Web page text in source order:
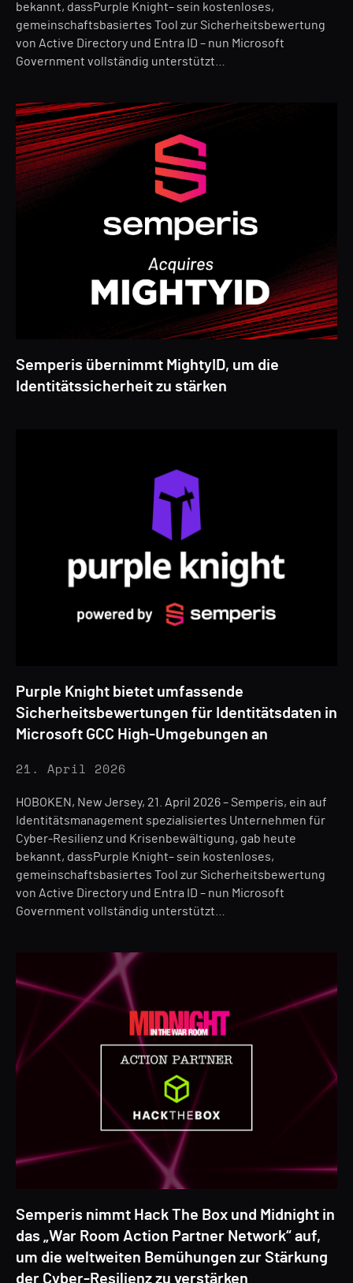
bekannt, dassPurple Knight– sein kostenloses,
gemeinschaftsbasiertes Tool zur Sicherheitsbewertung
von Active Directory und Entra ID – nun Microsoft
Government vollständig unterstützt…
Semperis übernimmt MightyID, um die
Identitätssicherheit zu stärken
Purple Knight bietet umfassende
Sicherheitsbewertungen für Identitätsdaten in
Microsoft GCC High-Umgebungen an
21. April 2026
HOBOKEN, New Jersey, 21. April 2026 – Semperis, ein auf
Identitätsmanagement spezialisiertes Unternehmen für
Cyber-Resilienz und Krisenbewältigung, gab heute
bekannt, dassPurple Knight– sein kostenloses,
gemeinschaftsbasiertes Tool zur Sicherheitsbewertung
von Active Directory und Entra ID – nun Microsoft
Government vollständig unterstützt…
Semperis nimmt Hack The Box und Midnight in
das „War Room Action Partner Network“ auf,
um die weltweiten Bemühungen zur Stärkung
der Cyber-Resilienz zu verstärken